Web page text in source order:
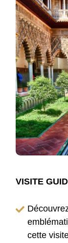
VISITE
cette